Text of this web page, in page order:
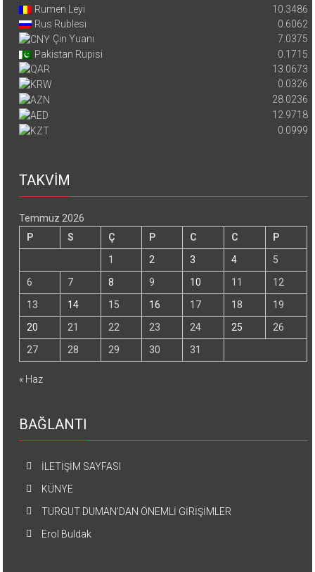
Rumen Leyi
10.3486
Rus Rublesi
0.6062
Çin Yuanı
7.0375
Pakistan Rupisi
0.1715
13.0673
0.0326
28.0236
12.9718
0.0999
TAKVİM
Temmuz 2026
P
S Ç P C C
P
1
2 3 4
5
6
7 8 9 10 11
12
13
14 15 16 17 18
19
20
21 22 23 24 25
26
27
28 29 30 31
« Haz
BAĞLANTI
İLETİŞİM SAYFASI
KÜNYE
TURGUT DUMAN’DAN ÖNEMLİ GİRİŞİMLER
Erol Buldak